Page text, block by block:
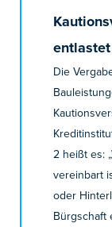
Die
2 heißt es:
vereinbart
oder
Bürgschaft